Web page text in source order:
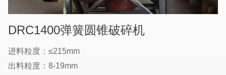
DRC1400弹簧圆锥破碎机
进料粒度：≤215mm
出料粒度：8-19mm